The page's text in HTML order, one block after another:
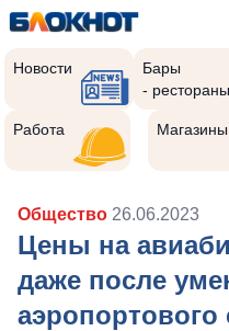
Новости
Бары
- рестораны
Работа Магазины
Общество 26.06.2023
Цены на
даже после
аэропортового